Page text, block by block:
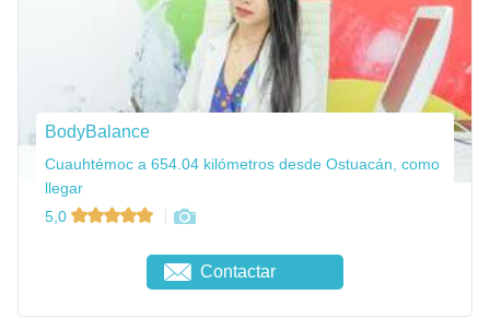
BodyBalance
Cuauhtémoc a 654.04 kilómetros desde Ostuacán, como
llegar
5,0
Contactar